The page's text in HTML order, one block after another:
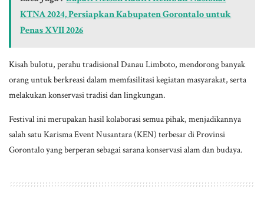
KTNA 2024, Persiapkan Kabupaten Gorontalo untuk
Penas XVII 2026
Kisah bulotu, perahu tradisional Danau Limboto, mendorong banyak
orang untuk berkreasi dalam memfasilitasi kegiatan masyarakat, serta
melakukan konservasi tradisi dan lingkungan.
Festival ini merupakan hasil kolaborasi semua pihak, menjadikannya
salah satu Karisma Event Nusantara (KEN) terbesar di Provinsi
Gorontalo yang berperan sebagai sarana konservasi alam dan budaya.